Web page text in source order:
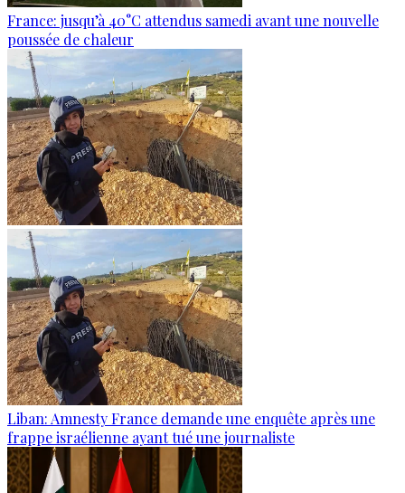
France: jusqu’à 40°C attendus samedi avant une nouvelle
poussée de chaleur
Liban: Amnesty France demande une enquête après une
frappe israélienne ayant tué une journaliste